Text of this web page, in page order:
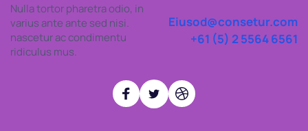
Nulla tortor pharetra odio, in
varius ante ante sed nisi.
nascetur ac condimentu
ridiculus mus.
Eiusod@consetur.com
+61 (5) 2 5564 6561